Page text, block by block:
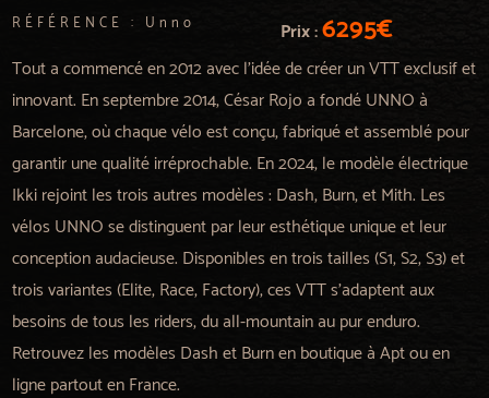
RÉFÉRENCE : Unno Prix :6295€
Tout a commencé en 2012 avec l'idée de créer un VTT exclusif et
innovant. En septembre 2014, César Rojo a fondé UNNO à
Barcelone, où chaque vélo est conçu, fabriqué et assemblé pour
garantir une qualité irréprochable. En 2024, le modèle électrique
Ikki rejoint les trois autres modèles : Dash, Burn, et Mith. Les
vélos UNNO se distinguent par leur esthétique unique et leur
conception audacieuse. Disponibles en trois tailles (S1, S2, S3) et
trois variantes (Elite, Race, Factory), ces VTT s'adaptent aux
besoins de tous les riders, du all-mountain au pur enduro.
Retrouvez les modèles Dash et Burn en boutique à Apt ou en
ligne partout en France.